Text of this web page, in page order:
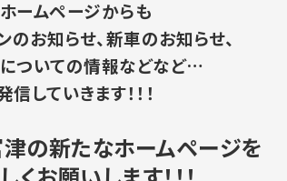
ームページからも
お知らせ、新車のお知らせ、
ついての情報などなど…
していきます！！！
の新たなホームページを